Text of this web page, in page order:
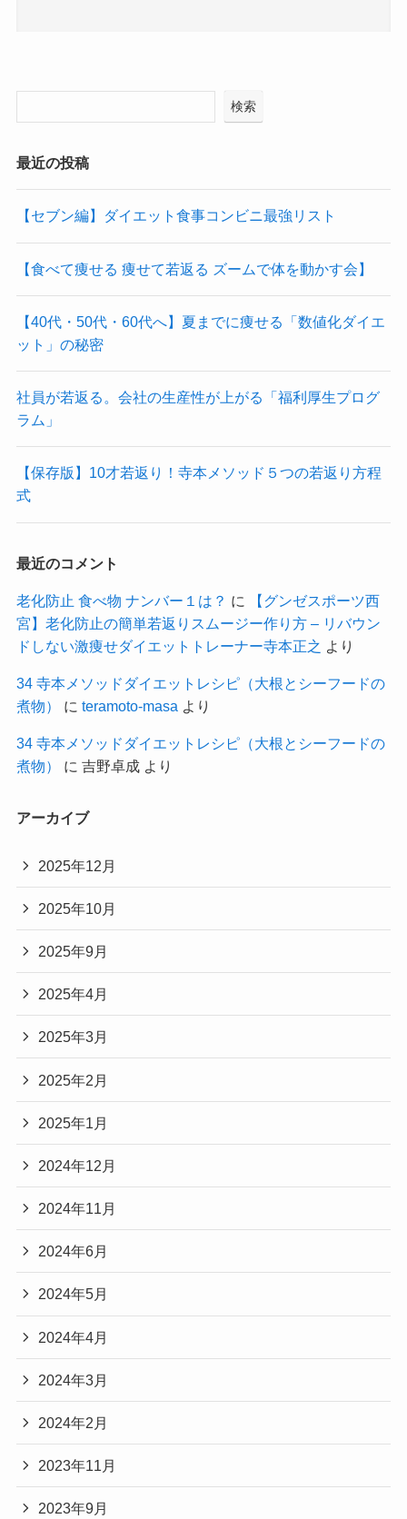
検索
最近の投稿
【セブン編】ダイエット食事コンビニ最強リスト
【食べて痩せる 痩せて若返る ズームで体を動かす会】
【40代・50代・60代へ】夏までに痩せる「数値化ダイエ
ット」の秘密
社員が若返る。会社の生産性が上がる「福利厚生プログ
ラム」
【保存版】10才若返り！寺本メソッド５つの若返り方程
式
最近のコメント
老化防止 食べ物 ナンバー１は？ に
【グンゼスポーツ西
宮】老化防止の簡単若返りスムージー作り方 – リバウン
ドしない激痩せダイエットトレーナー寺本正之 より
34 寺本メソッドダイエットレシピ（大根とシーフードの
煮物）
に teramoto-masa より
34 寺本メソッドダイエットレシピ（大根とシーフードの
煮物）
に 吉野卓成より
アーカイブ
2025年12月
2025年10月
2025年9月
2025年4月
2025年3月
2025年2月
2025年1月
2024年12月
2024年11月
2024年6月
2024年5月
2024年4月
2024年3月
2024年2月
2023年11月
2023年9月